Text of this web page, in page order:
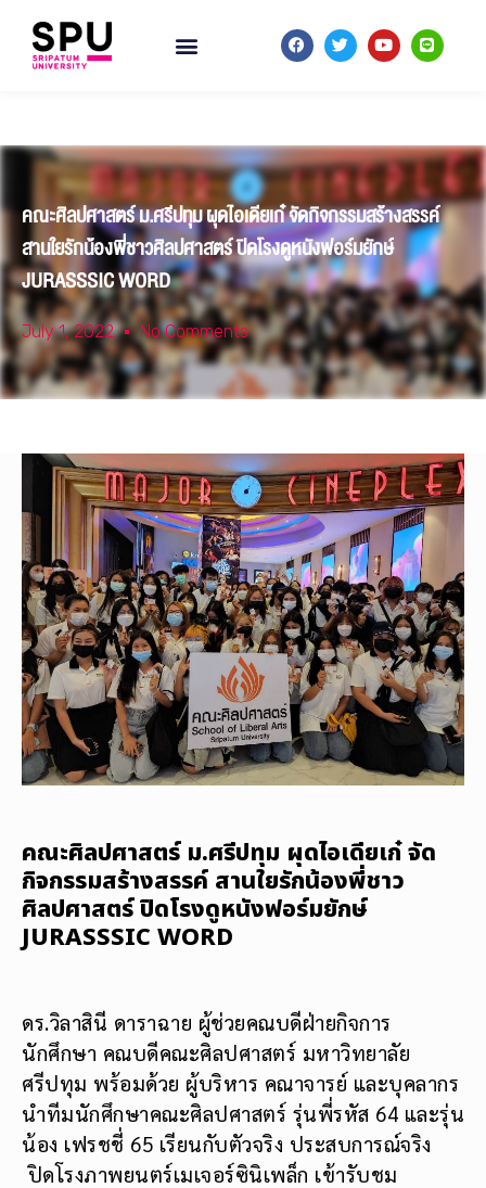
คณะศิลปศาสตร์ ม.ศรีปทุม ผุดไอเดียเก๋ จัดกิจกรรมสร้างสรรค์
สานใยรักน้องพี่ชาวศิลปศาสตร์ ปิดโรงดูหนังฟอร์มยักษ์
JURASSSIC WORD
July 1, 2022 No Comments
คณะศิลปศาสตร์ ม.ศรีปทุม ผุดไอเดียเก๋ จัด
กิจกรรมสร้างสรรค์ สานใยรักน้องพี่ชาว
ศิลปศาสตร์ ปิดโรงดูหนังฟอร์มยักษ์
JURASSSIC WORD
ดร.วิลาสินี ดาราฉาย ผู้ช่วยคณบดีฝ่ายกิจการ
นักศึกษา คณบดีคณะศิลปศาสตร์ มหาวิทยาลัย
ศรีปทุม พร้อมด้วย ผู้บริหาร คณาจารย์ และบุคลากร
นำทีมนักศึกษาคณะศิลปศาสตร์ รุ่นพี่รหัส 64 และรุ่น
น้อง เฟรชชี่ 65 เรียนกับตัวจริง ประสบการณ์จริง
ปิดโรงภาพยนตร์เมเจอร์ซินิเพล็ก เข้ารับชม